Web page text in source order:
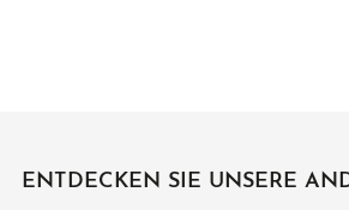
ENTDECKEN SIE UNSERE